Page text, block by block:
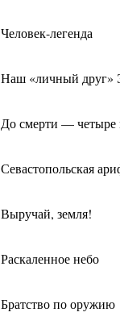
Человек-легенда
Наш «личный
До смерти —
Севастопольская
Выручай, земля!
Раскаленное небо
Братство по оружию